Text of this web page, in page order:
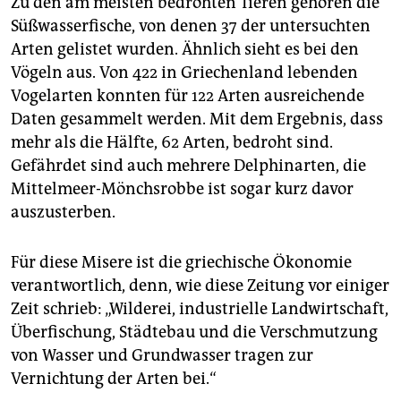
Süßwasserfische, von denen 37 der untersuchten
Arten gelistet wurden. Ähnlich sieht es bei den
Vögeln aus. Von 422 in Griechenland lebenden
Vogelarten konnten für 122 Arten ausreichende
Daten gesammelt werden. Mit dem Ergebnis, dass
mehr als die Hälfte, 62 Arten, bedroht sind.
Gefährdet sind auch mehrere Delphinarten, die
Mittelmeer-Mönchsrobbe ist sogar kurz davor
auszusterben.
Für diese Misere ist die griechische Ökonomie
verantwortlich, denn, wie diese Zeitung vor einiger
Zeit schrieb: „Wilderei, industrielle Landwirtschaft,
Überfischung, Städtebau und die Verschmutzung
von Wasser und Grundwasser tragen zur
Vernichtung der Arten bei.“